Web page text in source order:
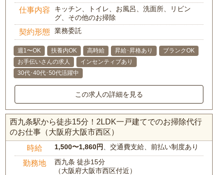
仕事内容
キッチン、トイレ、お風呂、洗面所、リビン
グ、その他のお掃除
契約形態 業務委託
週1〜OK 扶養内OK 高時給 昇給･昇格あり
ブランクOK
お手伝いさんの求人
インセンティブあり
30代･40代･50代活躍中
この求人の詳細を見る
西九条駅から徒歩15分！2LDK一戸建てでのお掃除代行
のお仕事（大阪府大阪市西区）
時給 1,500〜1,860円 、交通費支給、前払い制度あり
勤務地
西九条 徒歩15分
（大阪府大阪市西区付近）